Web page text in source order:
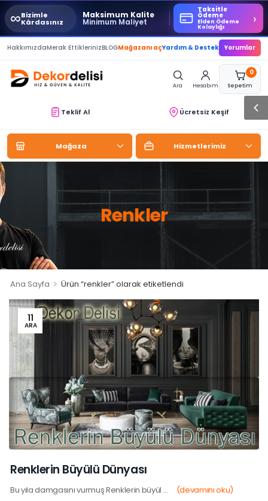
∞Bizimle
Kârdasınız
Maksimum Kalite
Minimum Maliyet
Taksitle
Ödeme
Elden Ödeme
Kolaylığı
›
HakkımızdaMerak EttiklerinizBLOGMağazanı açYardım & Destek Yorumlar
Ara Hesabım
0
Sepetim
Teklif Al Ücretsiz Keşif
Mağaza Hizmetlerimiz
Renkler
Ana Sayfa > Ürün “renkler” olarak etiketlendi
11
ARA
Renklerin Büyülü Dünyası
Bu yıla damgasını vurmuş Renklerin büyül ... (devamını oku)